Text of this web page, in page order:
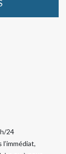
24